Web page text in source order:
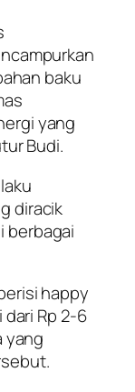
baku
yang
Budi.
diracik
berbagai
happy
Rp 2-6
yang